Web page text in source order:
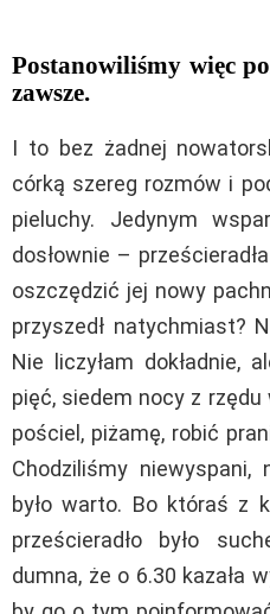
Postanowiliśmy więc
zawsze.
I to bez żadnej
córką szereg rozmów i
pieluchy. Jedynym
dosłownie –
oszczędzić jej nowy
przyszedł natychmiast?
Nie liczyłam dokładnie,
pięć, siedem nocy z
pościel, piżamę, robić
Chodziliśmy
było warto. Bo któraś z
prześcieradło było
dumna, że o 6.30 kazała